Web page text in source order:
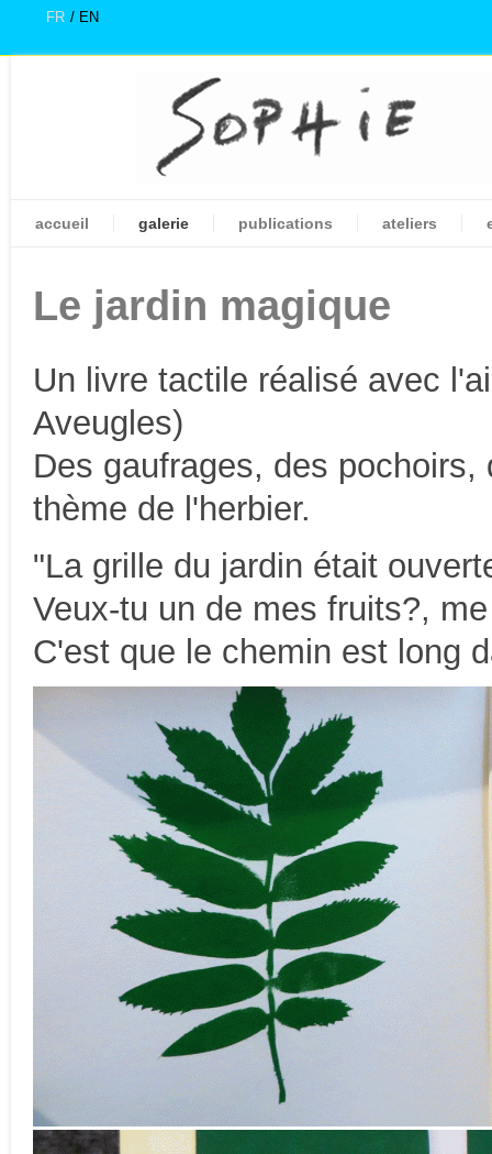
FR EN
accueil galerie publications ateliers
Le jardin magique
Un livre tactile réalisé avec
Aveugles)
Des gaufrages, des
thème de l'herbier.
"La grille du jardin était
Veux-tu un de mes fruits?,
C'est que le chemin est long